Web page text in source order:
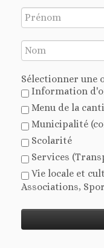
Sélectionner une
Information
Menu de la
Municipalité
Scolarité
Services
Vie locale et
Associations,